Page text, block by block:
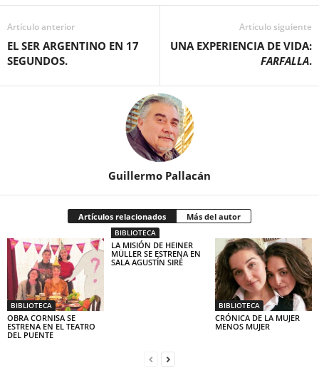
Artículo anterior
EL SER ARGENTINO EN 17
SEGUNDOS.
Artículo siguiente
UNA EXPERIENCIA DE VIDA:
FARFALLA.
Guillermo Pallacán
Artículos relacionados Más del autor
BIBLIOTECA
OBRA CORNISA SE
ESTRENA EN EL TEATRO
DEL PUENTE
BIBLIOTECA
LA MISIÓN DE HEINER
MÜLLER SE ESTRENA EN
SALA AGUSTÍN SIRÉ
BIBLIOTECA
CRÓNICA DE LA MUJER
MENOS MUJER